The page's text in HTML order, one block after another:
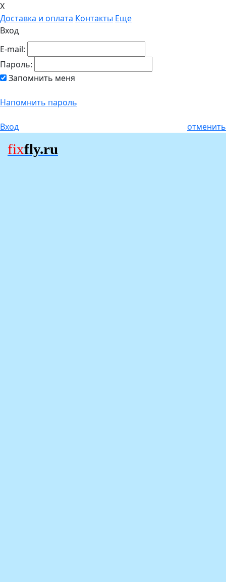
X
Доставка и оплата Контакты Еще
Вход
E-mail:
Пароль:
Запомнить меня
Напомнить пароль
Вход отменить
fixfly.ru